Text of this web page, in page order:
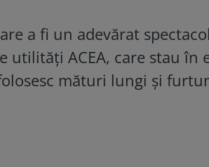
a fi un adevărat
utilităţi ACEA, care stau în
mături lungi şi